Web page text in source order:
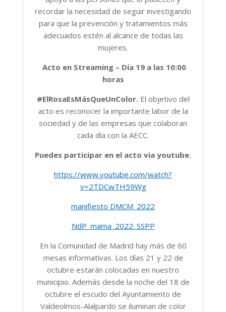
recordar la necesidad de seguir investigando
para que la prevención y tratamientos más
adecuados estén al alcance de todas las
mujeres.
Acto en Streaming – Día 19 a las 10:00
horas
#ElRosaEsMásQueUnColor.El objetivo del
acto es reconocer la importante labor de la
sociedad y de las empresas que colaboran
cada día con la AECC.
Puedes participar en el acto via youtube.
https://www.youtube.com/watch?
v=2TDCwTH59Wg
manifiesto DMCM_2022
NdP_mama_2022_SSPP
En la Comunidad de Madrid hay más de 60
mesas informativas. Los días 21 y 22 de
octubre estarán colocadas en nuestro
municipio. Además desde la noche del 18 de
octubre el escudo del Ayuntamiento de
Valdeolmos-Alalpardo se iluminan de color